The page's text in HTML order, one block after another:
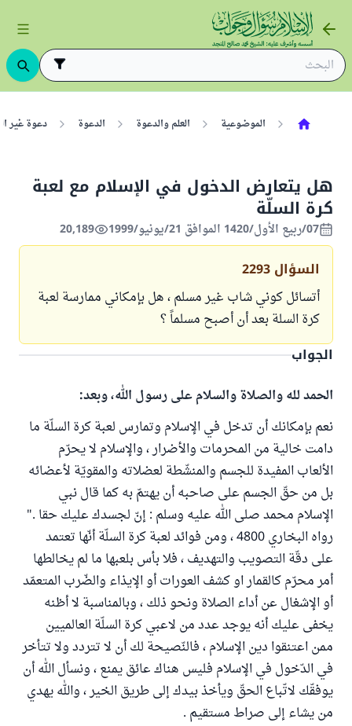
الموضوعية العلم والدعوة الدعوة دعوة غير
هل يتعارض الدخول في الإسلام مع لعبة
كرة السلّة
07/ربيع الأول/1420 الموافق 21/يونيو/1999 20,189
السؤال 2293
أتسائل كوني شاب غير مسلم ، هل بإمكاني ممارسة لعبة
كرة السلة بعد أن أصبح مسلماً ؟
الجواب
الحمد لله والصلاة والسلام على رسول الله، وبعد:
نعم بإمكانك أن تدخل في الإسلام وتمارس لعبة كرة السلّة ما
دامت خالية من المحرمات والأضرار ، والإسلام لا يحرّم
الألعاب المفيدة للجسم والمنشّطة لعضلاته والمقويّة لأعضائه
بل من حقّ الجسم على صاحبه أن يهتمّ به كما قال نبي
الإسلام محمد صلى الله عليه وسلم : إنّ لجسدك عليك حقا ."
رواه البخاري 4800 ، ومن فوائد لعبة كرة السلّة أنّها تعتمد
على دقّة التصويب والتهديف ، فلا بأس بلعبها ما لم يخالطها
أمر محرّم كالقمار او كشف العورات أو الإيذاء والضّرب المتعمّد
أو الإشغال عن أداء الصلاة ونحو ذلك ، وبالمناسبة لا أظنه
يخفى عليك أنه يوجد عدد من لاعبي كرة السلّة العالميين
ممن اعتنقوا دين الإسلام ، فالنّصيحة لك أن لا تتردد ولا تتأخر
في الدّخول في الإسلام فليس هناك عائق يمنع ، ونسأل الله أن
يوفقّك لاتّباع الحقّ ويأخذ بيدك إلى طريق الخير ، والله يهدي
من يشاء إلى صراط مستقيم .